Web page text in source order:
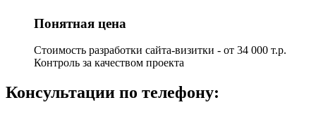
Понятная цена
Стоимость разработки сайта-визитки - от 34 000 т.р.
Контроль за качеством проекта
Консультации по телефону: